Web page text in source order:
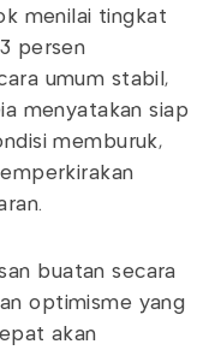
menilai tingkat
persen
umum stabil,
menyatakan siap
memburuk,
buatan secara
optimisme yang
akan